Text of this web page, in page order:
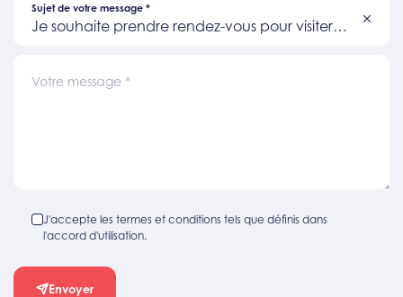
Sujet de votre message *
Je souhaite prendre rendez-vous pour visiter
Votre message *
J'accepte les termes et conditions tels que définis dans
l'accord d'utilisation.
Envoyer